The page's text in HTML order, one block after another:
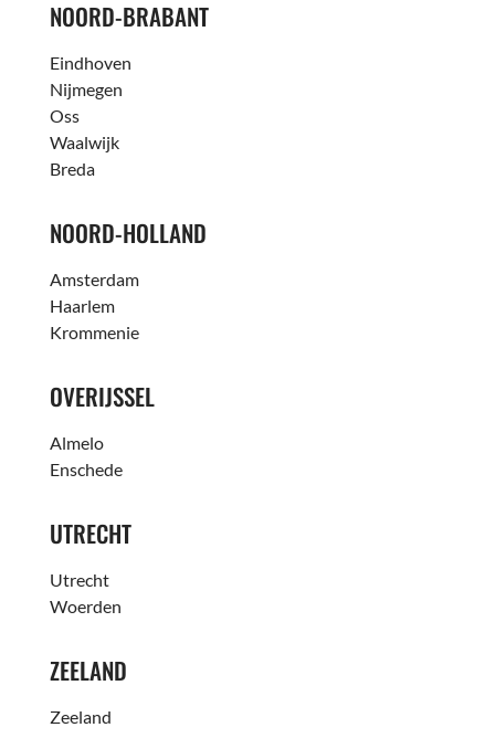
NOORD-BRABANT
Eindhoven
Nijmegen
Oss
Waalwijk
Breda
NOORD-HOLLAND
Amsterdam
Haarlem
Krommenie
OVERIJSSEL
Almelo
Enschede
UTRECHT
Utrecht
Woerden
ZEELAND
Zeeland